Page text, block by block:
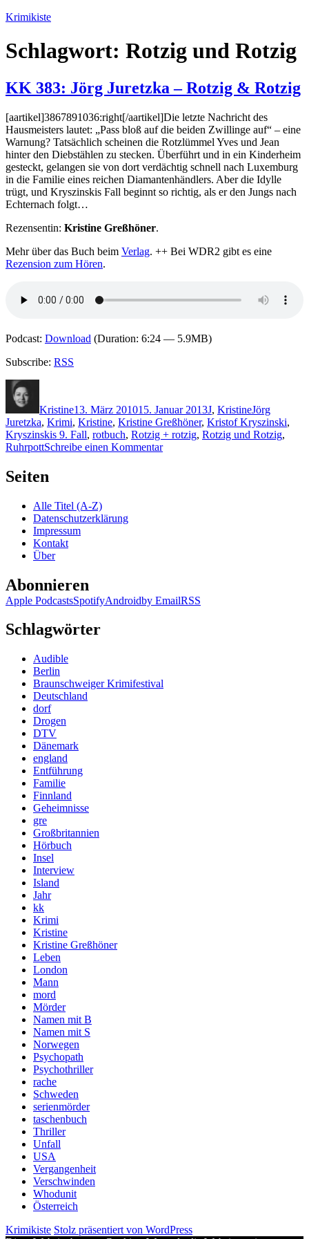
Zum
springen
Krimikiste
Schlagwort: Rotzig und Rotzig
KK 383: Jörg Juretzka – Rotzig & Rotzig
[aartikel]3867891036:right[/aartikel]Die letzte Nachricht des
Hausmeisters lautet: „Pass bloß auf die beiden Zwillinge auf“ – eine
Warnung? Tatsächlich scheinen die Rotzlümmel Yves und Jean
hinter den Diebstählen zu stecken. Überführt und in ein Kinderheim
gesteckt, gelangen sie von dort verdächtig schnell nach Luxemburg
in die Familie eines reichen Diamantenhändlers. Aber die Idylle
trügt, und Kryszinskis Fall beginnt so richtig, als er den Jungs nach
Echternach folgt…
Rezensentin: Kristine Greßhöner.
Mehr über das Buch beim Verlag. ++ Bei WDR2 gibt es eine
Rezension zum Hören.
Podcast: Download (Duration: 6:24 — 5.9MB)
Subscribe: RSS
Kristine13. März 201015. Januar 2013J, KristineJörg
Juretzka, Krimi, Kristine, Kristine Greßhöner, Kristof Kryszinski,
Kryszinskis 9. Fall, rotbuch, Rotzig + rotzig, Rotzig und Rotzig,
RuhrpottSchreibe einen Kommentarzu
Seiten
Alle Titel (A-Z)
Datenschutzerklärung
Impressum
Kontakt
Über
Abonnieren
Apple PodcastsSpotifyAndroidby EmailRSS
Schlagwörter
Audible
Berlin
Braunschweiger Krimifestival
Deutschland
dorf
Drogen
DTV
Dänemark
england
Entführung
Familie
Finnland
Geheimnisse
gre
Großbritannien
Hörbuch
Insel
Interview
Island
Jahr
kk
Krimi
Kristine
Kristine Greßhöner
Leben
London
Mann
mord
Mörder
Namen mit B
Namen mit S
Norwegen
Psychopath
Psychothriller
rache
Schweden
serienmörder
taschenbuch
Thriller
Unfall
USA
Vergangenheit
Verschwinden
Whodunit
Österreich
Krimikiste Stolz präsentiert von WordPress